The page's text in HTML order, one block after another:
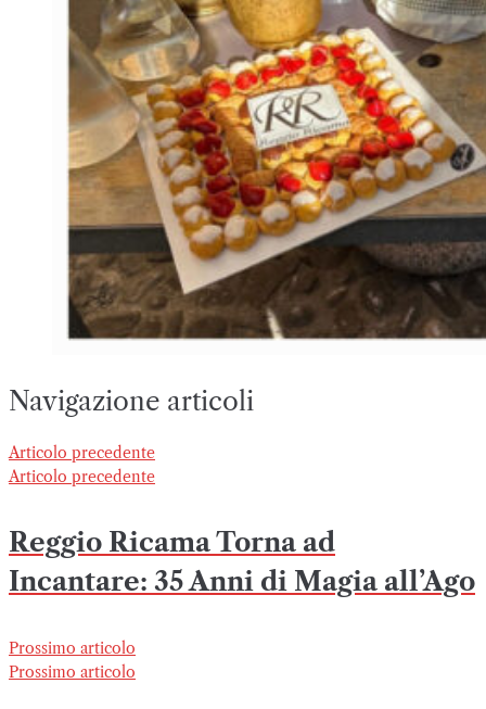
Navigazione articoli
Articolo precedente
Articolo precedente
Reggio Ricama Torna ad
Incantare: 35 Anni di Magia all’Ago
Prossimo articolo
Prossimo articolo